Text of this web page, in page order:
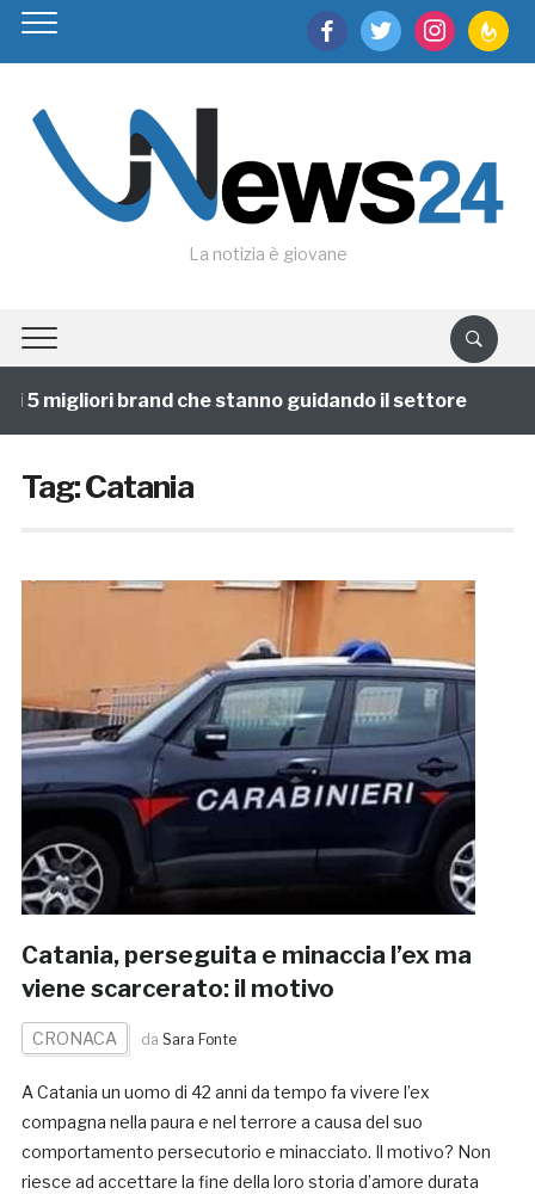
facebooktwitter instagram
La notizia è giovane
migliori brand che stanno guidando il settore
Tag:Catania
Catania, perseguita e minaccia l’ex ma
viene scarcerato: il motivo
CRONACA da Sara Fonte
A Catania un uomo di 42 anni da tempo fa vivere l’ex
compagna nella paura e nel terrore a causa del suo
comportamento persecutorio e minacciato. Il motivo? Non
riesce ad accettare la fine della loro storia d’amore durata